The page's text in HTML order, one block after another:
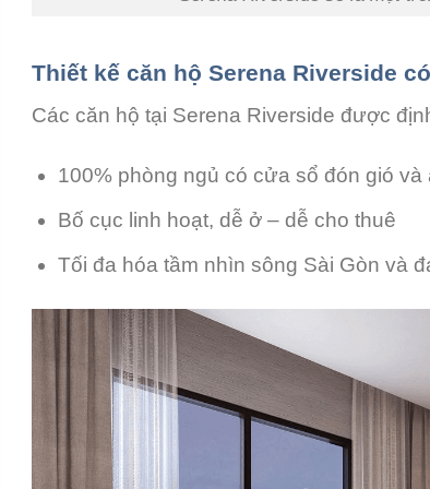
Thiết kế căn hộ Serena Riverside
Các căn hộ tại Serena Riverside được
100% phòng ngủ có cửa sổ đón gió
Bố cục linh hoạt, dễ ở – dễ cho thuê
Tối đa hóa tầm nhìn sông Sài Gòn và